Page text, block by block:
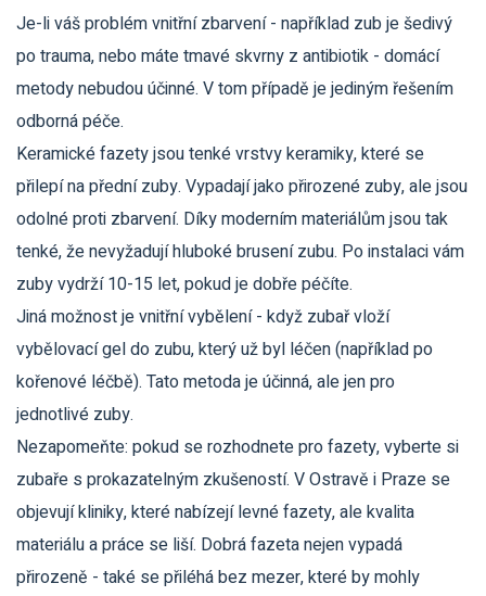
Je-li váš problém vnitřní zbarvení - například zub je šedivý
po trauma, nebo máte tmavé skvrny z antibiotik - domácí
metody nebudou účinné. V tom případě je jediným řešením
odborná péče.
Keramické fazety jsou tenké vrstvy keramiky, které se
přilepí na přední zuby. Vypadají jako přirozené zuby, ale jsou
odolné proti zbarvení. Díky moderním materiálům jsou tak
tenké, že nevyžadují hluboké brusení zubu. Po instalaci vám
zuby vydrží 10-15 let, pokud je dobře péčíte.
Jiná možnost je vnitřní vybělení - když zubař vloží
vybělovací gel do zubu, který už byl léčen (například po
kořenové léčbě). Tato metoda je účinná, ale jen pro
jednotlivé zuby.
Nezapomeňte: pokud se rozhodnete pro fazety, vyberte si
zubaře s prokazatelným zkušeností. V Ostravě i Praze se
objevují kliniky, které nabízejí levné fazety, ale kvalita
materiálu a práce se liší. Dobrá fazeta nejen vypadá
přirozeně - také se přiléhá bez mezer, které by mohly